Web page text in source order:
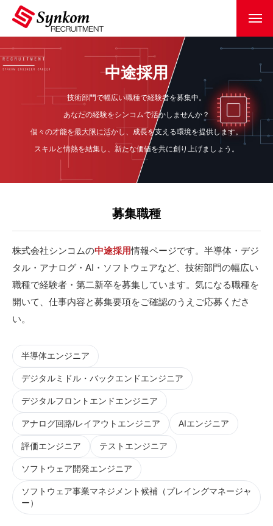
中途採用
技術部門で幅広い職種で経験者を募集中。
あなたの経験をシンコムで活かしませんか？
個々の才能を最大限に活かし、成長を支える環境を提供します。
スキルと情熱を結集し、新たな価値を共に創り上げましょう。
募集職種
株式会社シンコムの中途採用情報ページです。半導体・デジ
タル・アナログ・AI・ソフトウェアなど、技術部門の幅広い
職種で経験者・第二新卒を募集しています。気になる職種を
開いて、仕事内容と募集要項をご確認のうえご応募くださ
い。
半導体エンジニア
デジタルミドル・バックエンドエンジニア
デジタルフロントエンドエンジニア
アナログ回路/レイアウトエンジニア AIエンジニア
評価エンジニア テストエンジニア
ソフトウェア開発エンジニア
ソフトウェア事業マネジメント候補（プレイングマネージャ
ー）